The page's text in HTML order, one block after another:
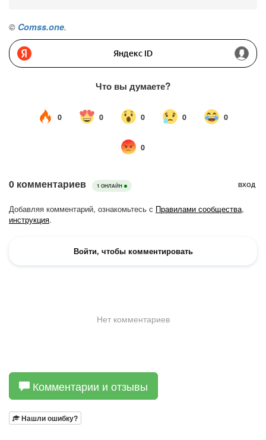
© Comss.one.
Комментарии и отзывы
Нашли ошибку?